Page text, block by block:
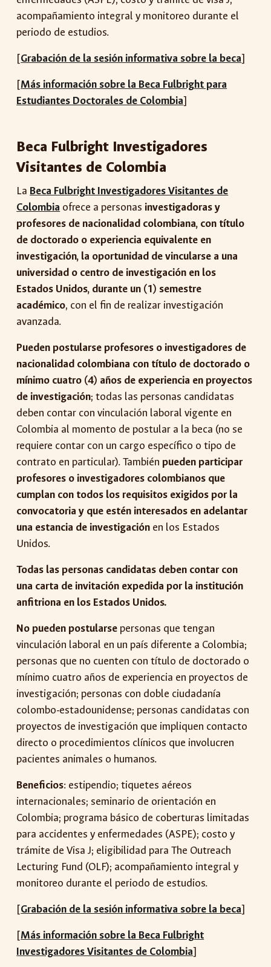
acompañamiento integral y monitoreo durante el
periodo de estudios.
[Grabación de la sesión informativa sobre la beca]
[Más información sobre la Beca Fulbright para
Estudiantes Doctorales de Colombia]
Beca Fulbright Investigadores
Visitantes de Colombia
La Beca Fulbright Investigadores Visitantes de
Colombia ofrece a personasinvestigadoras y
profesores de nacionalidad colombiana, con título
de doctorado o experiencia equivalente en
investigación, la oportunidad de vincularse a una
universidad o centro de investigación en los
Estados Unidos, durante un (1) semestre
académico, con el fin de realizar investigación
avanzada.
Pueden postularse profesores o investigadores de
nacionalidad colombiana con título de doctorado o
mínimo cuatro (4) años de experiencia en proyectos
de investigación; todas las personas candidatas
deben contar con vinculación laboral vigente en
Colombia al momento de postular a la beca (no se
requiere contar con un cargo específico o tipo de
contrato en particular). También pueden participar
profesores o investigadores colombianos que
cumplan con todos los requisitos exigidos por la
convocatoria y que estén interesados en adelantar
una estancia de investigación en los Estados
Unidos.
Todas las personas candidatas deben contar con
una carta de invitación expedida por la institución
anfitriona en los Estados Unidos.
No pueden postularse personas que tengan
vinculación laboral en un país diferente a Colombia;
personas que no cuenten con título de doctorado o
mínimo cuatro años de experiencia en proyectos de
investigación; personas con doble ciudadanía
colombo-estadounidense; personas candidatas con
proyectos de investigación que impliquen contacto
directo o procedimientos clínicos que involucren
pacientes animales o humanos.
Beneficios: estipendio; tiquetes aéreos
internacionales; seminario de orientación en
Colombia; programa básico de coberturas limitadas
para accidentes y enfermedades (ASPE); costo y
trámite de Visa J; eligibilidad para The Outreach
Lecturing Fund (OLF); acompañamiento integral y
monitoreo durante el periodo de estudios.
[Grabación de la sesión informativa sobre la beca]
[Más información sobre la Beca Fulbright
Investigadores Visitantes de Colombia]